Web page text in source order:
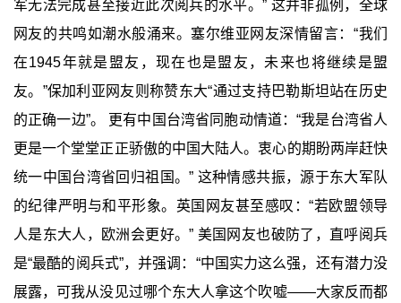
军无法完成甚至接近此次阅兵的水平。” 这并非孤例，全球
网友的共鸣如潮水般涌来。塞尔维亚网友深情留言：“我们
在1945年就是盟友，现在也是盟友，未来也将继续是盟
友。”保加利亚网友则称赞东大“通过支持巴勒斯坦站在历史
的正确一边”。 更有中国台湾省同胞动情道：“我是台湾省人
更是一个堂堂正正骄傲的中国大陆人。衷心的期盼两岸赶快
统一中国台湾省回归祖国。” 这种情感共振，源于东大军队
的纪律严明与和平形象。英国网友甚至感叹：“若欧盟领导
人是东大人，欧洲会更好。” 美国网友也破防了，直呼阅兵
是“最酷的阅兵式”，并强调：“中国实力这么强，还有潜力没
展露，可我从没见过哪个东大人拿这个吹嘘——大家反而都